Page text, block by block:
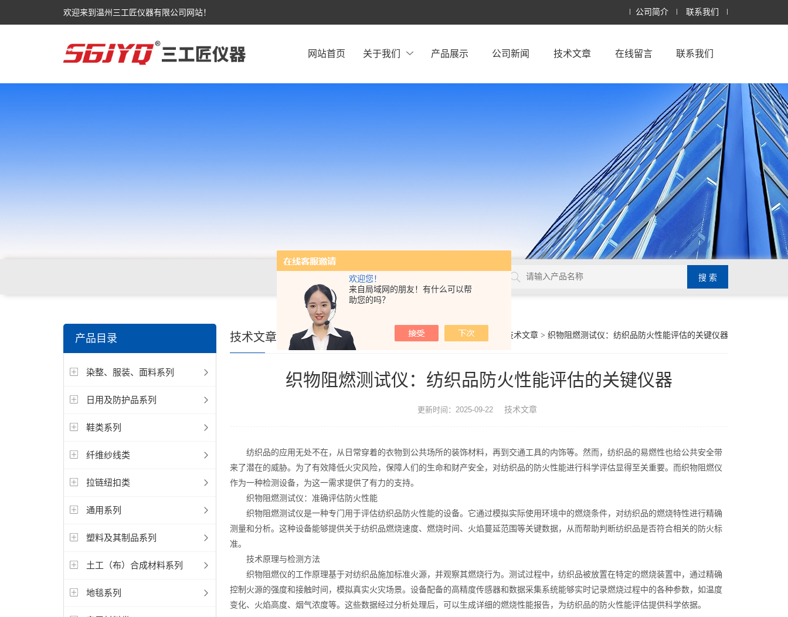
欢迎您！
来自局域网的朋友！有什么可以帮
助您的吗？
欢迎来到温州三工匠仪器有限公司网站！ 公司简介 联系我们
网站首页 关于我们 产品展示 公司新闻 技术文章 在线留言 联系我们
纺织，服装面料，拉链，医用纺织品，鞋材，塑料，劳保用品，土工合成材料，软体家具，儿童玩具，电线
电缆，包装材料，箱包等行业
产品目录
染整、服装、面料系列
日用及防护品系列
鞋类系列
纤维纱线类
拉链纽扣类
通用系列
塑料及其制品系列
土工（布）合成材料系列
地毯系列
你的位置： 技术文章 > 织物阻燃测试仪：纺织品防火性能评估的关键仪器
技术文章
织物阻燃测试仪：纺织品防火性能评估的关键仪器
更新时间：2025-09-22 技术文章
纺织品的应用无处不在，从日常穿着的衣物到公共场所的装饰材料，再到交通工具的内饰等。然而，纺织品的易燃性也给公共安全带
来了潜在的威胁。为了有效降低火灾风险，保障人们的生命和财产安全，对纺织品的防火性能进行科学评估显得至关重要。而织物阻燃仪
作为一种检测设备，为这一需求提供了有力的支持。
织物阻燃测试仪：准确评估防火性能
织物阻燃测试仪是一种专门用于评估纺织品防火性能的设备。它通过模拟实际使用环境中的燃烧条件，对纺织品的燃烧特性进行精确
测量和分析。这种设备能够提供关于纺织品燃烧速度、燃烧时间、火焰蔓延范围等关键数据，从而帮助判断纺织品是否符合相关的防火标
准。
技术原理与检测方法
织物阻燃仪的工作原理基于对纺织品施加标准火源，并观察其燃烧行为。测试过程中，纺织品被放置在特定的燃烧装置中，通过精确
控制火源的强度和接触时间，模拟真实火灾场景。设备配备的高精度传感器和数据采集系统能够实时记录燃烧过程中的各种参数，如温度
变化、火焰高度、烟气浓度等。这些数据经过分析处理后，可以生成详细的燃烧性能报告，为纺织品的防火性能评估提供科学依据。